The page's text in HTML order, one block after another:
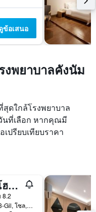
ข้อเสนอ
งพยาบาลคังนัม
ดใกล้โรงพยาบาล
นที่เลือก หากคุณมี
ปรียบเทียบราคา
ยาโคเรีย โฮสเทล กังนัม
8.2
19 Teheran-ro 43-Gil, โซล, เกาหลีใต้